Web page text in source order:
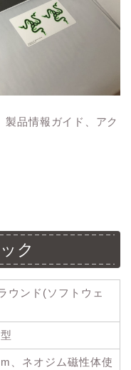
品情報ガイド、アク
ク
ウンド(ソフトウェ
、ネオジム磁性体使